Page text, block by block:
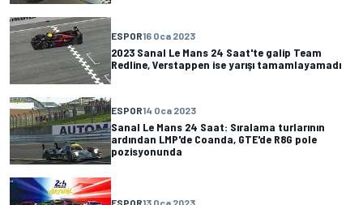
ESPOR16 Oca 2023
2023 Sanal Le Mans 24 Saat'te galip Team
Redline, Verstappen ise yarışı tamamlayamadı
ESPOR14 Oca 2023
Sanal Le Mans 24 Saat: Sıralama turlarının
ardından LMP'de Coanda, GTE'de R8G pole
pozisyonunda
ESPOR13 Oca 2023